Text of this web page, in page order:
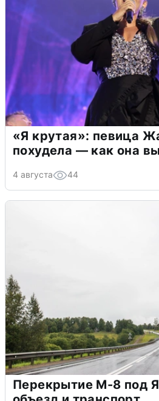
«Я крутая»: певица
похудела — как она
4 августа 44
Перекрытие М-8 под